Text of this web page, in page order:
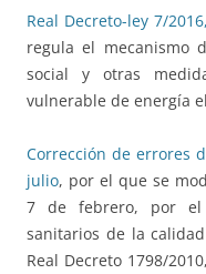
Real Decreto-ley 7/
regula el mecanismo
social y otras
vulnerable de energía
Corrección de errores
julio, por el que se
7 de febrero, por el
sanitarios de la
Real Decreto 1798/